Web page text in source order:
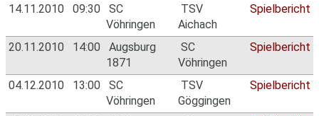
14.11.2010 09:30
SC
Vöhringen
TSV
Aichach
Spielbericht
20.11.2010 14:00
Augsburg
1871
SC
Vöhringen
Spielbericht
04.12.2010 13:00
SC
Vöhringen
TSV
Göggingen
Spielbericht